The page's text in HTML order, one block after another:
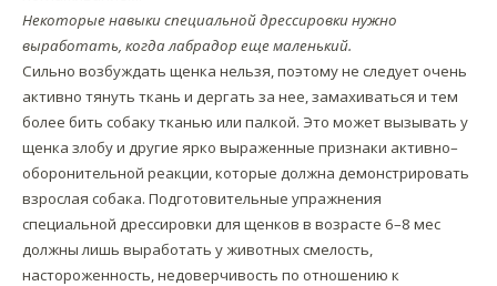
Некоторые навыки специальной дрессировки нужно
выработать, когда лабрадор еще маленький.
Сильно возбуждать щенка нельзя, поэтому не следует очень
активно тянуть ткань и дергать за нее, замахиваться и тем
более бить собаку тканью или палкой. Это может вызывать у
щенка злобу и другие ярко выраженные признаки активно–
оборонительной реакции, которые должна демонстрировать
взрослая собака. Подготовительные упражнения
специальной дрессировки для щенков в возрасте 6–8 мес
должны лишь выработать у животных смелость,
настороженность, недоверчивость по отношению к